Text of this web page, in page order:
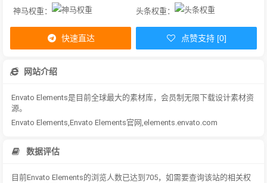
神马权重： 头条权重：
快速直达 点赞支持 [0]
网站介绍
Envato Elements是目前全球最大的素材库，会员制无限下载设计素材资
源。
Envato Elements,Envato Elements官网,elements.envato.com
数据评估
目前Envato Elements的浏览人数已达到705，如需要查询该站的相关权